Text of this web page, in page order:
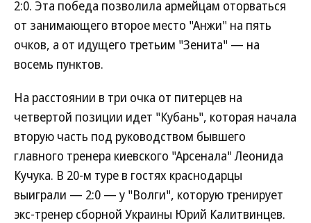
2:0. Эта победа позволила армейцам оторваться
от занимающего второе место "Анжи" на пять
очков, а от идущего третьим "Зенита" — на
восемь пунктов.
На расстоянии в три очка от питерцев на
четвертой позиции идет "Кубань", которая начала
вторую часть под руководством бывшего
главного тренера киевского "Арсенала" Леонида
Кучука. В 20-м туре в гостях краснодарцы
выиграли — 2:0 — у "Волги", которую тренирует
экс-тренер сборной Украины Юрий Калитвинцев.